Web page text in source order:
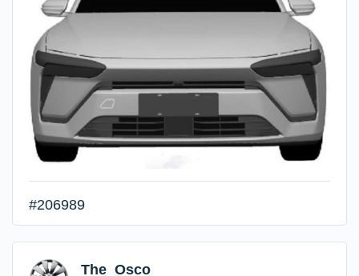
#206989
The_Osco